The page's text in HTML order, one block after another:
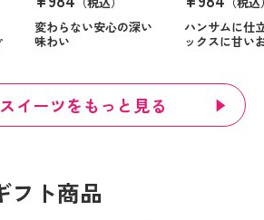
変わらない安心の深い
味わい
ハンサムに仕
ックスに甘い
イーツをもっと見る
フト商品